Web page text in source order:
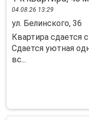
04.08.26 13:29
ул. Белинского, 36
Квартиpa cдаeтся
Сдается уютная
вc...